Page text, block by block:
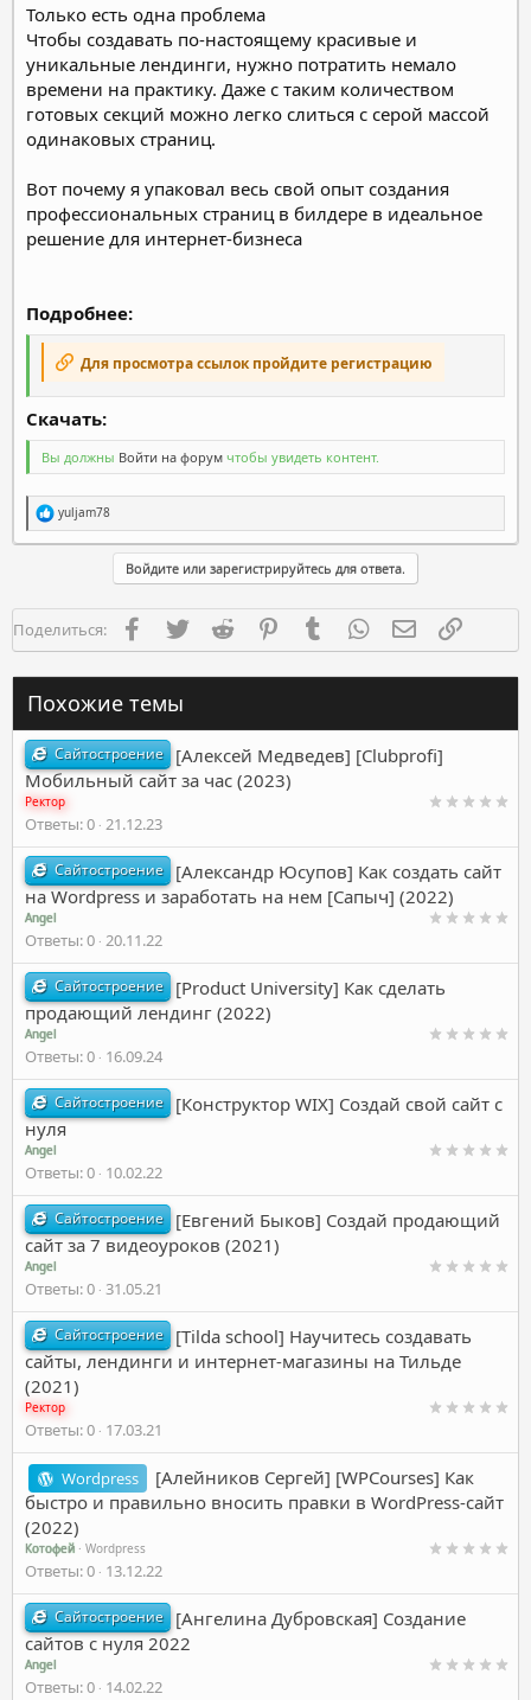
Только есть одна проблема
Чтобы создавать по-настоящему красивые и
уникальные лендинги, нужно потратить немало
времени на практику. Даже с таким количеством
готовых секций можно легко слиться с серой массой
одинаковых страниц.
Вот почему я упаковал весь свой опыт создания
профессиональных страниц в билдере в идеальное
решение для интернет-бизнеса
Подробнее:
Для просмотра ссылок пройдите регистрацию
Скачать:​
Вы должны Войти на форум чтобы увидеть контент.
Р
е
а
и
:
yuljam78
Войдите или зарегистрируйтесь для ответа.
Поделиться: FacebookTwitter Reddit PinterestTumblr WhatsAppЭлектронная
Похожие темы
Сайтостроение
[Алексей Медведев] [Clubprofi]
Мобильный сайт за час (2023)
Ректор
Ответы 0 21.12.23
Сайтостроение
[Александр Юсупов] Как создать сайт
на Wordpress и заработать на нем [Сапыч] (2022)
Angel
Ответы 0 20.11.22
Сайтостроение
[Product University] Как сделать
продающий лендинг (2022)
Angel
Ответы 0 16.09.24
Сайтостроение
[Конструктор WIX] Создай свой сайт с
нуля
Angel
Ответы 0 10.02.22
Сайтостроение
[Евгений Быков] Создай продающий
сайт за 7 видеоуроков (2021)
Angel
Ответы 0 31.05.21
Сайтостроение
[Tilda school] Научитесь создавать
сайты, лендинги и интернет-магазины на Тильде
(2021)
Ректор
Ответы 0 17.03.21
Wordpress
[Алейников Сергей] [WPCourses] Как
быстро и правильно вносить правки в WordPress-сайт
(2022)
Котофей Wordpress
Ответы 0 13.12.22
Сайтостроение
[Ангелина Дубровская] Создание
сайтов с нуля 2022
Angel
Ответы 0 14.02.22